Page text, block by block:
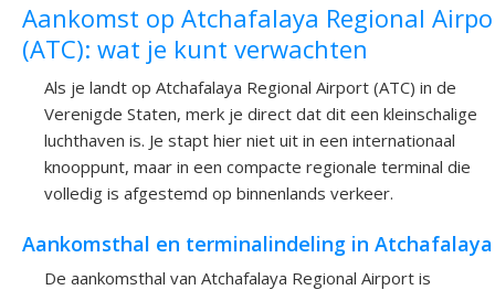
Aankomst op Atchafalaya Regional
(ATC): wat je kunt verwachten
Als je landt op Atchafalaya Regional Airport (ATC) in de
Verenigde Staten, merk je direct dat dit een kleinschalige
luchthaven is. Je stapt hier niet uit in een internationaal
knooppunt, maar in een compacte regionale terminal die
volledig is afgestemd op binnenlands verkeer.
Aankomsthal en terminalindeling in Atchafalaya
De aankomsthal van Atchafalaya Regional Airport is